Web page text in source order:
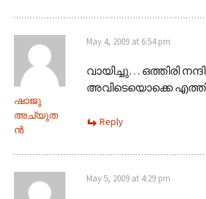
ഷാജു
അച്യുത
ന്‍
May 4, 2009 at 6:54 pm
വായിച്ചു… ഒത്തിരി
അവിടെയൊക്കെ
Reply
May 5, 2009 at 4:29 pm